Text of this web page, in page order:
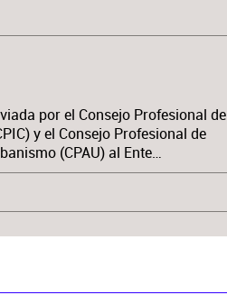
por el Consejo Profesional de
y el Consejo Profesional de
(CPAU) al Ente…